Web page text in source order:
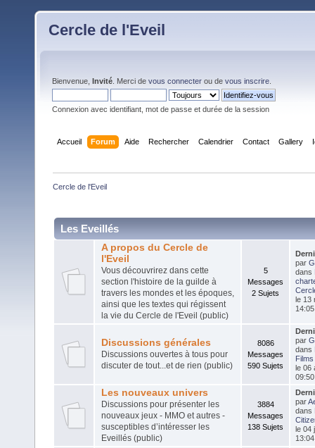
Cercle de l'Eveil
Bienvenue, Invité . Merci de vous connecter ou de vous inscrire
Connexion avec identifiant, mot de passe et durée de la session
Accueil Forum Aide Rechercher Calendrier Contact Gallery
Cercle de l'Eveil
Les Eveillés
A propos du Cercle de
l'Eveil
Vous découvrirez dans cette
section l'histoire de la guilde à
travers les mondes et les époques,
ainsi que les textes qui régissent
la vie du Cercle de l'Eveil (public)
5
Messages
2 Sujets
par
dans
le 13
Discussions générales
Discussions ouvertes à tous pour
discuter de tout...et de rien (public)
8086
Messages
590 Sujets
par
dans
le 06
Les nouveaux univers
Discussions pour présenter les
nouveaux jeux - MMO et autres -
susceptibles d’intéresser les
Eveillés (public)
3884
Messages
138 Sujets
par
dans
le 04